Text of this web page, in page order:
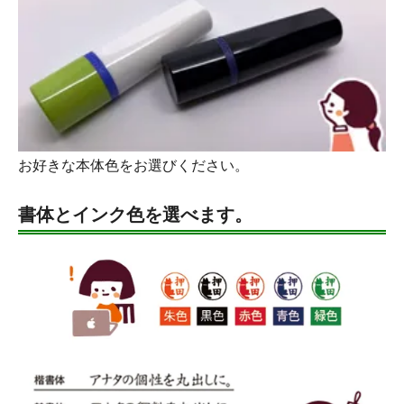
お好きな本体色をお選びください。
書体とインク色を選べます。